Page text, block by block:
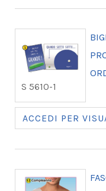
S 5610-1
ACCEDI PER